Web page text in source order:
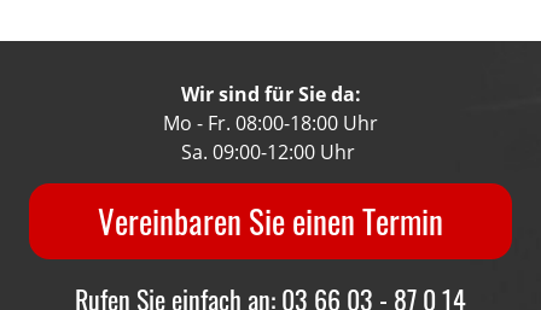
Wir sind für Sie da:
Mo - Fr. 08:00-18:00 Uhr
Sa. 09:00-12:00 Uhr
Vereinbaren Sie einen Termin
Rufen Sie einfach an: 03 66 03 - 87 0 14